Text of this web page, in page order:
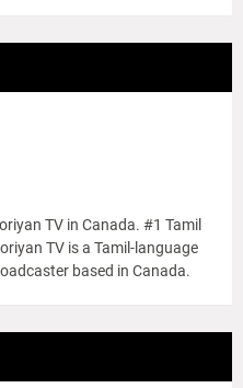
TV in Canada. #1 Tamil
TV is a Tamil-language
based in Canada.